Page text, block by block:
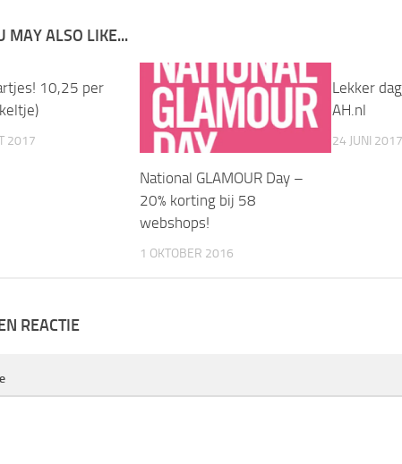
MAY ALSO LIKE...
10,25 per
2017
National GLAMOUR Day –
20% korting bij 58
webshops!
1 OKTOBER 2016
Lekker
AH.nl
24 JUNI 2017
REACTIE